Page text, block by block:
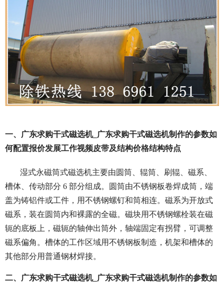
一、广东求购干式磁选机_广东求购干式磁选机制作的参数如
何配置报价发展工作视频皮带及结构价格结构特点
湿式永磁筒式磁选机主要由圆筒、辊筒、刷辊、磁系、
槽体、传动部分 6 部分组成。圆筒由不锈钢板卷焊成筒，端
盖为铸铝件或工件，用不锈钢螺钉和筒相连。磁系为开放式
磁系，装在圆筒内和裸露的全磁。磁块用不锈钢螺栓装在磁
轭的底板上，磁轭的轴伸出筒外，轴端固定有拐臂，可调整
磁系偏角。槽体的工作区域用不锈钢板制造，机架和槽体的
其他部分用普通钢材焊接。
二、广东求购干式磁选机_广东求购干式磁选机制作的参数如